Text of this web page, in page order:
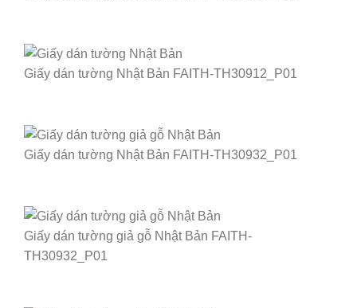
Giấy dán tường Nhật Bản FAITH-TH30912_P01
Giấy dán tường Nhật Bản FAITH-TH30932_P01
Giấy dán tường giả gỗ Nhật Bản FAITH-
TH30932_P01